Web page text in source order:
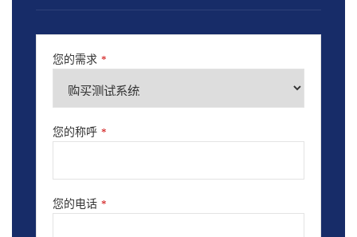
您的需求 *
您的称呼 *
您的电话 *